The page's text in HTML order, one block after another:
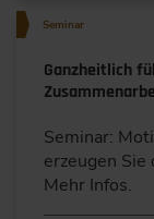
Seminar
Ganzheitlich
Seminar:
erzeugen
Mehr Infos.